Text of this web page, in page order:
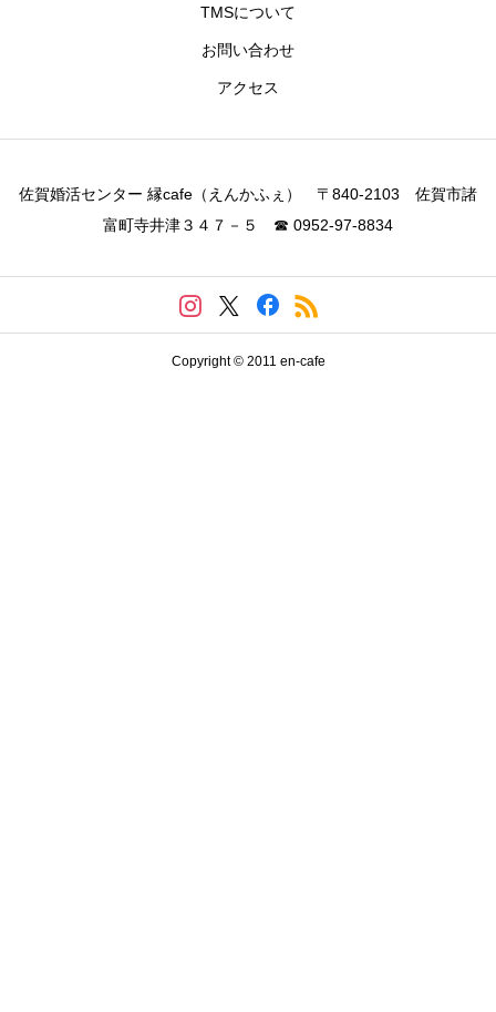
TMSについて
お問い合わせ
アクセス
佐賀婚活センター 縁cafe（えんかふぇ） 〒840-2103 佐賀市諸
富町寺井津３４７－５ ☎ 0952-97-8834
Copyright © 2011 en-cafe